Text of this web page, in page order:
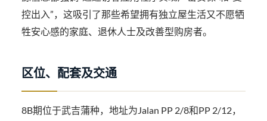
控出入”，这吸引了那些希望拥有独立屋生活又不愿牺
牲安心感的家庭、退休人士及改善型购房者。
区位、配套及交通
8B期位于武吉蒲种，地址为Jalan PP 2/8和PP 2/12，